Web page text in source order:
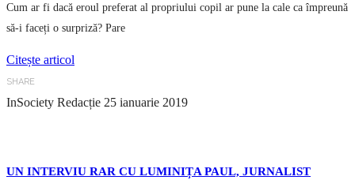
Cum ar fi dacă eroul preferat al propriului copil ar pune la cale ca împreună
să-i faceți o surpriză? Pare
Citește articol
SHARE
InSociety Redacție 25 ianuarie 2019
UN INTERVIU RAR CU LUMINIȚA PAUL, JURNALIST